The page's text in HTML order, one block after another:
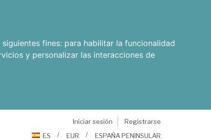
fines: para habilitar la funcionalidad
y personalizar las interacciones de
Iniciar sesión
Registrarse
ES
EUR ESPAÑA PENINSULAR